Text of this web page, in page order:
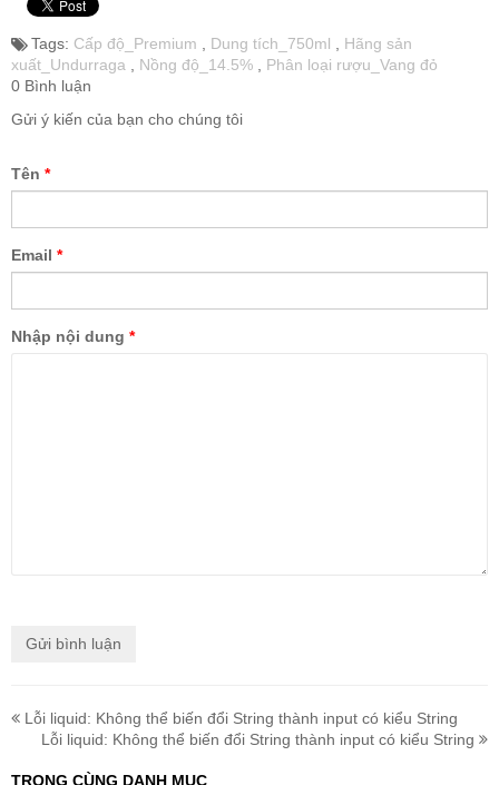
Tags: Cấp độ_Premium Dung tích_750ml
Hãng sản
xuất_Undurraga
Nồng độ_14.5%
Phân loại rượu_Vang đỏ
0 Bình luận
Gửi ý kiến của bạn cho chúng tôi
Tên *
Email *
Nhập nội dung *
Lỗi liquid: Không thể biến đổi String thành input có kiểu String
Lỗi liquid: Không thể biến đổi String thành input có kiểu String
TRONG CÙNG DANH MỤC